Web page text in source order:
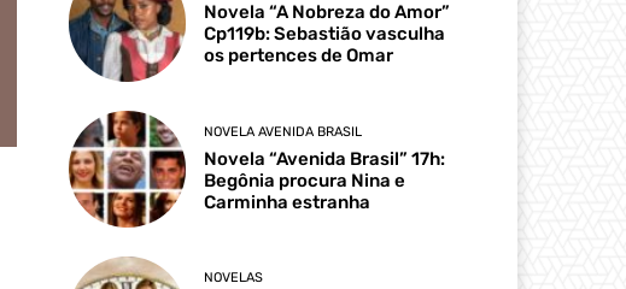
Novela “A Nobreza do Amor”
Cp119b: Sebastião vasculha
os pertences de Omar
NOVELA AVENIDA BRASIL
Novela “Avenida Brasil” 17h:
Begônia procura Nina e
Carminha estranha
NOVELAS